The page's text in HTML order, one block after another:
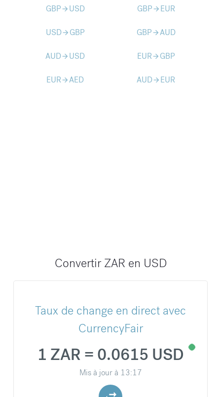
GBParrow_forward USD GBParrow_forward EUR
USDarrow_forward GBP GBParrow_forwardAUD
AUDarrow_forward USD EURarrow_forward GBP
EURarrow_forwardAED AUDarrow_forward EUR
Convertir ZAR en USD
Taux de change en direct avec
CurrencyFair
1 ZAR = 0.0615 USD
Mis à jour à 13:17